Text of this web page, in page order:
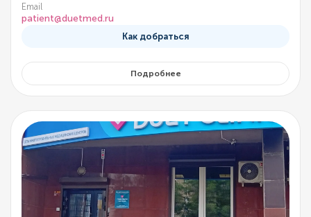
Email
patient@duetmed.ru
Как добраться
Подробнее